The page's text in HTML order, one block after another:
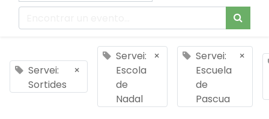
Servei:
Sortides
×
Servei:
Escola
de
Nadal
×
Servei:
Escuela
de
Pascua
×